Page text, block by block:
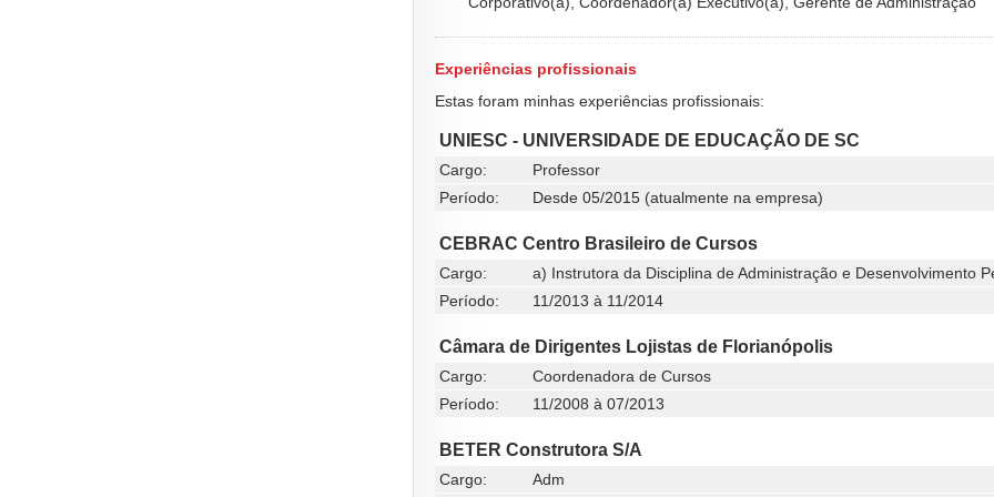
Experiências profissionais
Estas foram minhas experiências profissionais:
UNIESC - UNIVERSIDADE DE EDUCAÇÃO DE SC
Cargo:
Professor
Período:
Desde 05/2015 (atualmente na empresa)
CEBRAC Centro Brasileiro de Cursos
Cargo:
a) Instrutora da Disciplina de Administração e Desenvolvimento
Período:
11/2013 à 11/2014
Câmara de Dirigentes Lojistas de Florianópolis
Cargo:
Coordenadora de Cursos
Período:
11/2008 à 07/2013
BETER Construtora S/A
Cargo: Adm